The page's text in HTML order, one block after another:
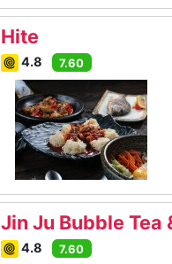
Hite
4.8 7.60
Jin Ju Bubble Tea
4.8 7.60